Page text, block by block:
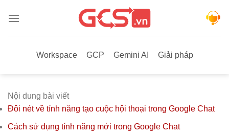
qua
Workspace
GCP Gemini AI Giải pháp
Nội dung bài viết
Đôi nét về tính năng tạo cuộc hội thoại trong Google Chat
Cách sử dụng tính năng mới trong Google Chat